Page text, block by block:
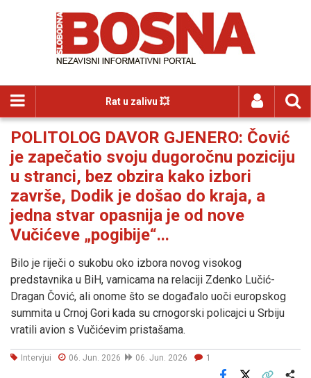
Rat u zalivu 💥
POLITOLOG DAVOR GJENERO: Čović
je zapečatio svoju dugoročnu poziciju
u stranci, bez obzira kako izbori
završe, Dodik je došao do kraja, a
jedna stvar opasnija je od nove
Vučićeve „pogibije“...
Bilo je riječi o sukobu oko izbora novog visokog
predstavnika u BiH, varnicama na relaciji Zdenko Lučić-
Dragan Čović, ali onome što se događalo uoči europskog
summita u Crnoj Gori kada su crnogorski policajci u Srbiju
vratili avion s Vučićevim pristašama.
Intervjui 06. Jun. 2026 06. Jun. 2026 1